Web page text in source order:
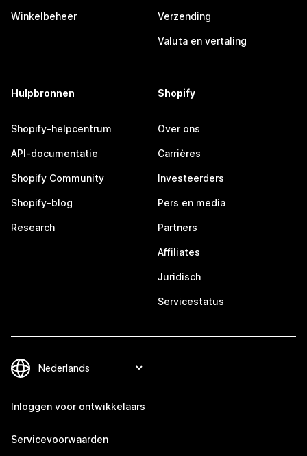
Winkelbeheer Verzending
Valuta en vertaling
Hulpbronnen
Shopify-helpcentrum
API-documentatie
Shopify Community
Shopify-blog
Research
Shopify
Over ons
Carrières
Investeerders
Pers en media
Partners
Affiliates
Juridisch
Servicestatus
Inloggen voor ontwikkelaars
Servicevoorwaarden